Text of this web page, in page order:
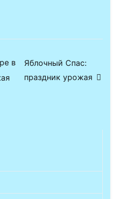
в
Яблочный Спас:
праздник урожая